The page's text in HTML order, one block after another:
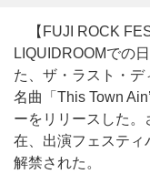
【FUJI ROCK
LIQUIDROOMでの
た、ザ・ラスト・
名曲「This Town
ーをリリースした
在、出演フェスティ
解禁された。